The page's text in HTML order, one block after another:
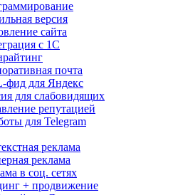
версия
сайта
с 1С
почта
фид для Яндекс
для слабовидящих
репутацией
для Telegram
реклама
реклама
в соц. сетях
+ продвижение